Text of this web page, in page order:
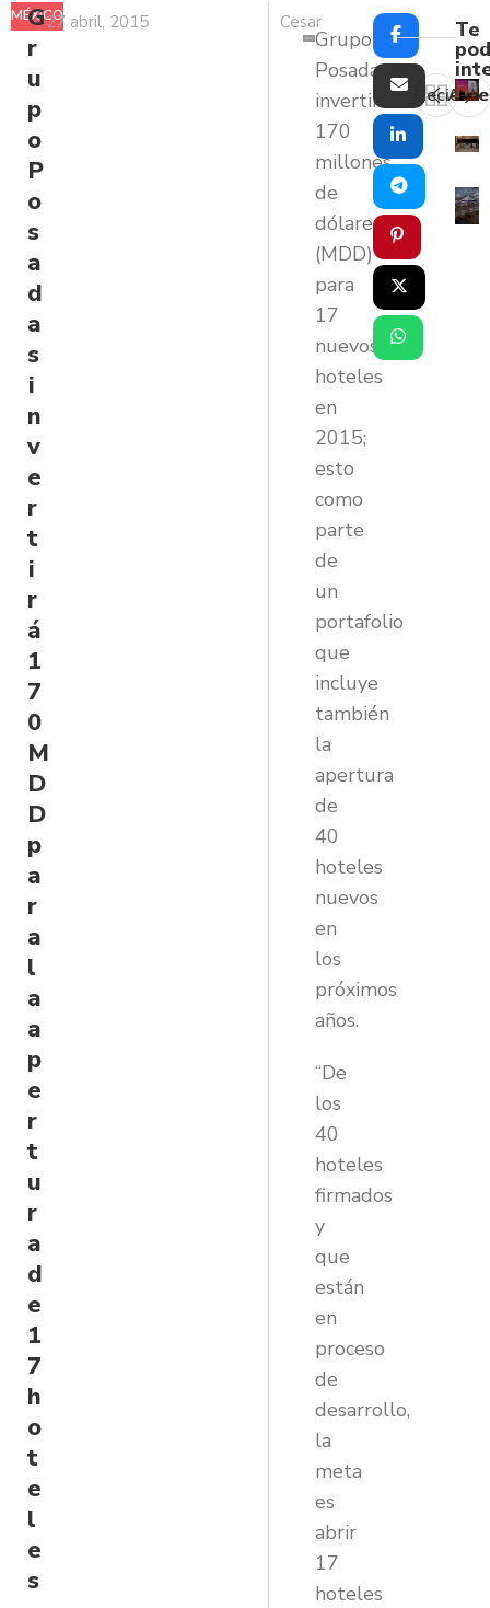
MÉXICO
G
r
u
p
o
P
o
s
a
d
a
s
i
n
v
e
r
t
i
r
á
1
7
0
M
D
D
p
a
r
a
l
a
a
p
e
r
t
u
r
a
d
e
1
7
h
o
t
e
l
e
s
27 abril, 2015 Cesar
Grupo
Posadas
invertirá
170
millones
de
dólares
(MDD)
para
17
nuevos
hoteles
en
2015;
esto
como
parte
de
un
portafolio
que
incluye
también
la
apertura
de
40
hoteles
nuevos
en
los
próximos
años.
“De
los
40
hoteles
firmados
y
que
están
en
proceso
de
desarrollo,
la
meta
es
abrir
17
hoteles
Reciente
Te